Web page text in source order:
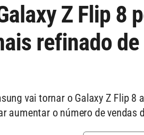
Z Flip 8
refinado
vai tornar o Galaxy Z Flip 8
aumentar o número de vendas